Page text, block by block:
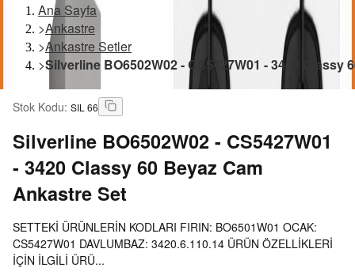
Ana Sayfa
>Ankastre
>Ankastre Setler
>Silverline BO6502W02 - CS5427W01 - 3420 Classy
Stok Kodu: SIL 66
Silverline BO6502W02 - CS5427W01
- 3420 Classy 60 Beyaz Cam
Ankastre Set
SETTEKİ ÜRÜNLERİN KODLARI FIRIN: BO6501W01 OCAK:
CS5427W01 DAVLUMBAZ: 3420.6.110.14 ÜRÜN ÖZELLİKLERİ
İÇİN İLGİLİ ÜRÜ...